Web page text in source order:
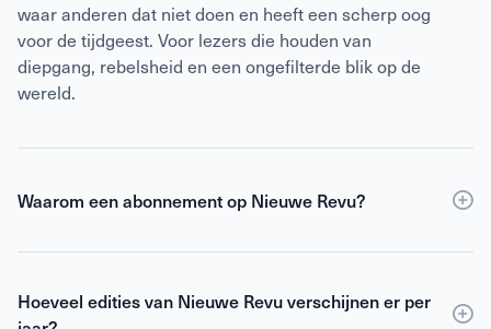
waar anderen dat niet doen en heeft een scherp oog
voor de tijdgeest. Voor lezers die houden van
diepgang, rebelsheid en een ongefilterde blik op de
wereld.
Waarom een abonnement op Nieuwe Revu?
Eenabonnementop Nieuwe Revu is voordeliger dan
scherpe journalistiek en digitale edities. Je ontvangt
Hoeveel edities van Nieuwe Revu verschijnen er per